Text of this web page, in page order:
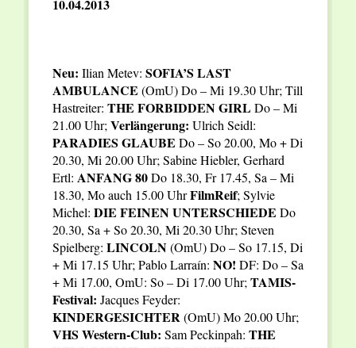
10.04.2013
Neu: Ilian Metev: SOFIA’S LAST
AMBULANCE (OmU) Do – Mi 19.30 Uhr; Till
Hastreiter: THE FORBIDDEN GIRLDo – Mi
21.00 Uhr; Verlängerung: Ulrich Seidl:
PARADIES GLAUBE Do – So 20.00, Mo + Di
20.30, Mi 20.00 Uhr; Sabine Hiebler, Gerhard
Ertl: ANFANG 80Do 18.30, Fr 17.45, Sa – Mi
18.30, Mo auch 15.00 UhrFilmReif; Sylvie
Michel: DIE FEINEN UNTERSCHIEDE Do
20.30, Sa + So 20.30, Mi 20.30 Uhr; Steven
Spielberg: LINCOLN(OmU) Do – So 17.15, Di
+ Mi 17.15 Uhr; Pablo Larraín: NO! DF: Do – Sa
+ Mi 17.00, OmU: So – Di 17.00 Uhr; TAMIS-
Festival: Jacques Feyder:
KINDERGESICHTER(OmU) Mo 20.00 Uhr;
VHS Western-Club: Sam Peckinpah: THE